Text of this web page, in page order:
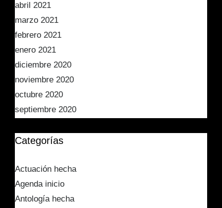
abril 2021
marzo 2021
febrero 2021
enero 2021
diciembre 2020
noviembre 2020
octubre 2020
septiembre 2020
Categorías
Actuación hecha
Agenda inicio
Antología hecha